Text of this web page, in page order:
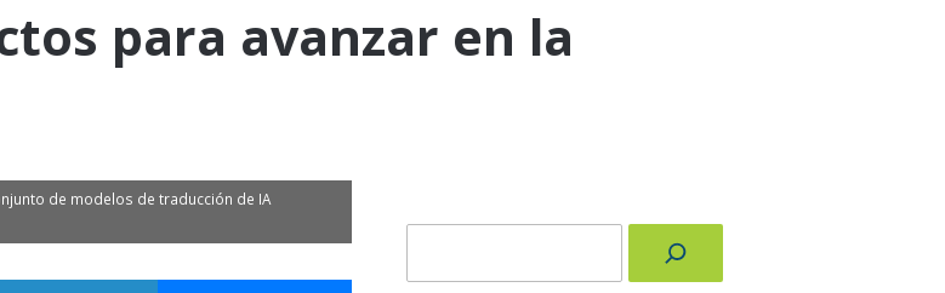
para avanzar en la
de modelos de traducción de IA
LinkedIn Messenger